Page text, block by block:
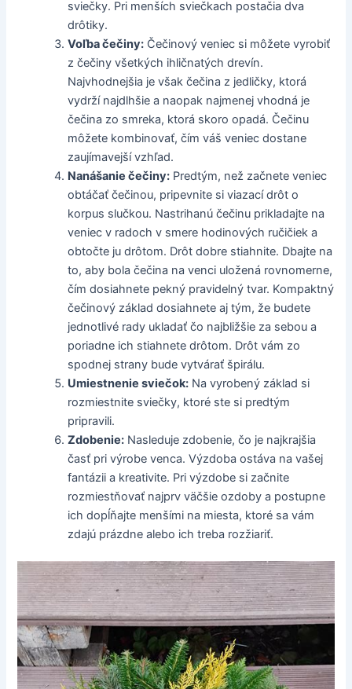
sviečky. Pri menších sviečkach postačia dva
drôtiky.
Voľba čečiny: Čečinový veniec si môžete vyrobiť
z čečiny všetkých ihličnatých drevín.
Najvhodnejšia je však čečina z jedličky, ktorá
vydrží najdlhšie a naopak najmenej vhodná je
čečina zo smreka, ktorá skoro opadá. Čečinu
môžete kombinovať, čím váš veniec dostane
zaujímavejší vzhľad.
Nanášanie čečiny: Predtým, než začnete veniec
obtáčať čečinou, pripevnite si viazací drôt o
korpus slučkou. Nastrihanú čečinu prikladajte na
veniec v radoch v smere hodinových ručičiek a
obtočte ju drôtom. Drôt dobre stiahnite. Dbajte na
to, aby bola čečina na venci uložená rovnomerne,
čím dosiahnete pekný pravidelný tvar. Kompaktný
čečinový základ dosiahnete aj tým, že budete
jednotlivé rady ukladať čo najbližšie za sebou a
poriadne ich stiahnete drôtom. Drôt vám zo
spodnej strany bude vytvárať špirálu.
Umiestnenie sviečok: Na vyrobený základ si
rozmiestnite sviečky, ktoré ste si predtým
pripravili.
Zdobenie: Nasleduje zdobenie, čo je najkrajšia
časť pri výrobe venca. Výzdoba ostáva na vašej
fantázii a kreativite. Pri výzdobe si začnite
rozmiestňovať najprv väčšie ozdoby a postupne
ich dopĺňajte menšími na miesta, ktoré sa vám
zdajú prázdne alebo ich treba rozžiariť.